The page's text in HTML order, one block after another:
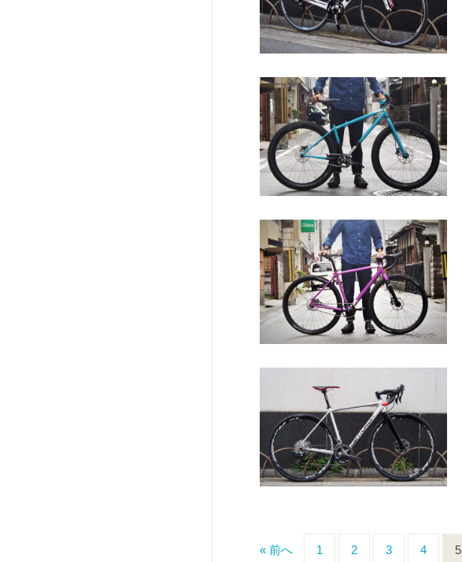
« 前へ 1 2 3 4 5